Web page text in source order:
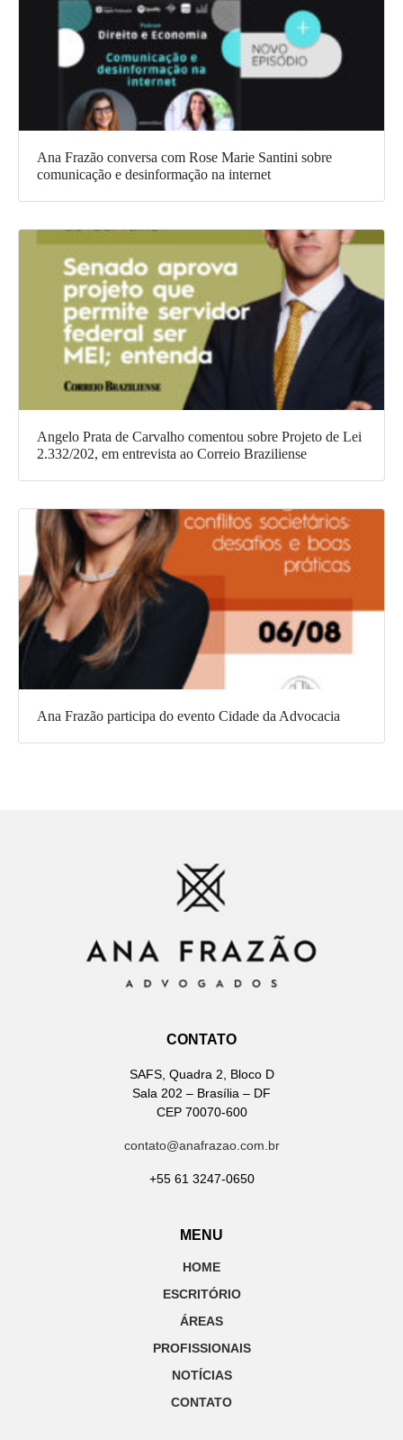
Ana Frazão conversa com Rose Marie Santini sobre
comunicação e desinformação na internet
Angelo Prata de Carvalho comentou sobre Projeto de Lei
2.332/202, em entrevista ao Correio Braziliense
Ana Frazão participa do evento Cidade da Advocacia
CONTATO
SAFS, Quadra 2, Bloco D
Sala 202 – Brasília – DF
CEP 70070-600
contato@anafrazao.com.br
+55 61 3247-0650
MENU
HOME
ESCRITÓRIO
ÁREAS
PROFISSIONAIS
NOTÍCIAS
CONTATO